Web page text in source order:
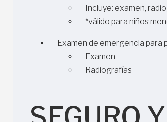
Incluye: examen,
*válido para niños
Examen de emergencia para
Examen
Radiografías